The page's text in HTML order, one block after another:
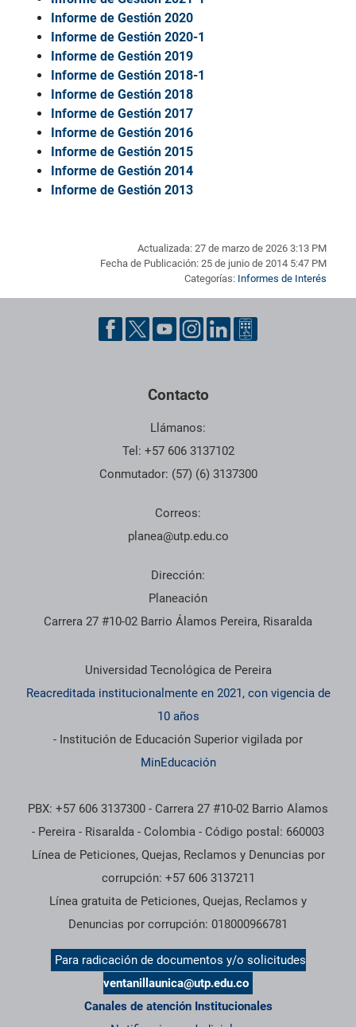
Informe de Gestión 2020
Informe de Gestión 2020-1
Informe de Gestión 2019
Informe de Gestión 2018-1
Informe de Gestión 2018
Informe de Gestión 2017
Informe de Gestión 2016
Informe de Gestión 2015
Informe de Gestión 2014
Informe de Gestión 2013
Actualizada: 27 de marzo de 2026 3:13 PM
Fecha de Publicación: 25 de junio de 2014 5:47 PM
Categorías: Informes de Interés
Pie de página con información de contacto, redes sociales y
Contacto
Llámanos:
Tel: +57 606 3137102
Conmutador: (57) (6) 3137300
Correos:
planea@utp.edu.co
Dirección:
Planeación
Carrera 27 #10-02 Barrio Álamos Pereira, Risaralda
Información institucional
Universidad Tecnológica de Pereira
Reacreditada institucionalmente en 2021, con vigencia de
10 años
- Institución de Educación Superior vigilada por
MinEducación
PBX: +57 606 3137300 - Carrera 27 #10-02 Barrio Alamos
- Pereira - Risaralda - Colombia - Código postal: 660003
Línea de Peticiones, Quejas, Reclamos y Denuncias por
corrupción: +57 606 3137211
Línea gratuita de Peticiones, Quejas, Reclamos y
Denuncias por corrupción: 018000966781
Para radicación de documentos y/o solicitudes
ventanillaunica@utp.edu.co
Canales de atención Institucionales